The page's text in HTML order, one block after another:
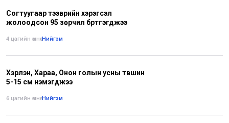
Согтуугаар тээврийн хэрэгсэл
жолоодсон 95 зөрчил бүртгэгджээ
4 цагийн өмнө•Нийгэм
Хэрлэн, Хараа, Онон голын усны түвшин
5-15 см нэмэгджээ
6 цагийн өмнө•Нийгэм